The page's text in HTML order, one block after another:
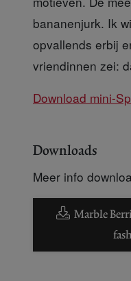
bananenjurk. Ik
opvallends erbij
vriendinnen zei:
Download mini-
Downloads
Meer info
Marble